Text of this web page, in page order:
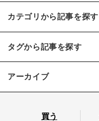
カテゴリから記事を探す
タグから記事を探す
アーカイブ
買う